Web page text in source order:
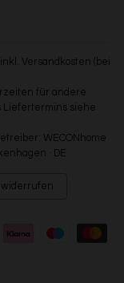
Versandkosten (bei
für andere
Liefertermins siehe
WECONhome
· DE
widerrufen